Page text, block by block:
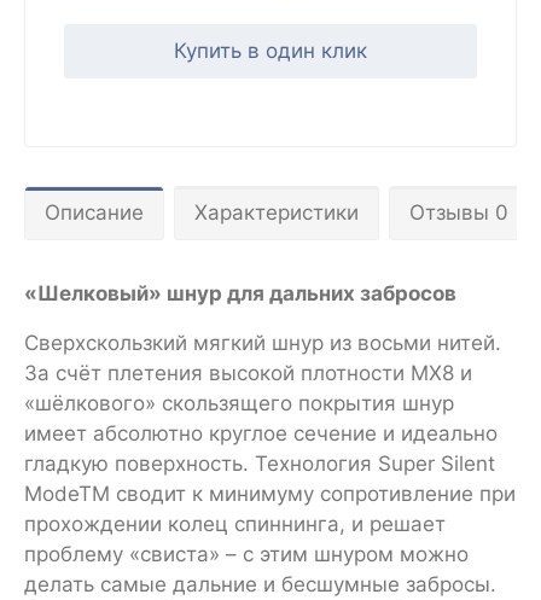
Купить в один клик
Описание Характеристики Отзывы 0
«Шелковый» шнур для дальних забросов
Сверхскользкий мягкий шнур из восьми нитей.
За счёт плетения высокой плотности MX8 и
«шёлкового» скользящего покрытия шнур
имеет абсолютно круглое сечение и идеально
гладкую поверхность. Технология Super Silent
ModeTM сводит к минимуму сопротивление при
прохождении колец спиннинга, и решает
проблему «свиста» – с этим шнуром можно
делать самые дальние и бесшумные забросы.